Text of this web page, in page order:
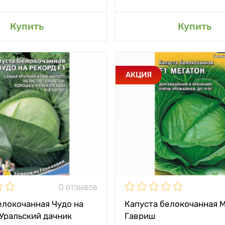
Купитьв мой сад Купить
Добавить в мой
0 отзывов
Чудо на
дачник
Самая крупная из б/
к капуст
70 х 70 см
солнечное место
Позднеспелые (145 -
165 дней)
25 - 35 кг/м2
АКЦИЯ
Капуста белокочанная
Гавриш
Особенности
Масса
Растояние между
растениями
Местоположение
Период созревания
Урожайность